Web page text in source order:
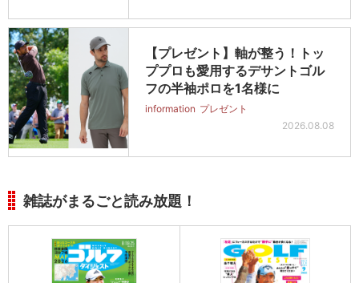
【プレゼント】軸が整う！トッ
ププロも愛用するデサントゴル
フの半袖ポロを1名様に
information プレゼント
2026.08.08
雑誌がまるごと読み放題！